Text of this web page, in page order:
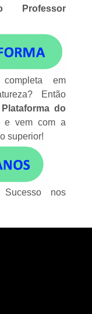
Professor
em
Então
Plataforma do
e vem com a
superior!
nos